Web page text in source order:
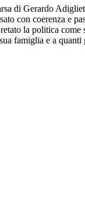
di Gerardo
con coerenza e
la politica
famiglia e a